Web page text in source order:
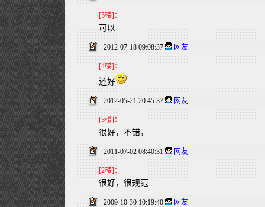
[5楼]：
可以
2012-07-18 09:08:37 网友
[4楼]：
还好
2012-05-21 20:45:37 网友
[3楼]：
很好，不错，
2011-07-02 08:40:31 网友
[2楼]：
很好，很规范
2009-10-30 10:19:40 网友